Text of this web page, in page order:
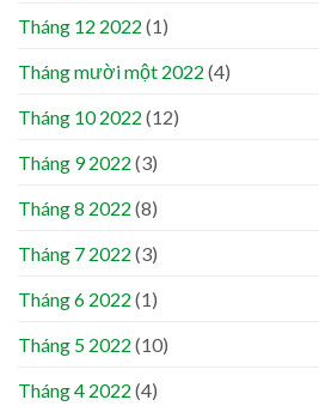
Tháng 12 2022 (1)
Tháng mười một 2022 (4)
Tháng 10 2022 (12)
Tháng 9 2022 (3)
Tháng 8 2022 (8)
Tháng 7 2022 (3)
Tháng 6 2022 (1)
Tháng 5 2022 (10)
Tháng 4 2022 (4)